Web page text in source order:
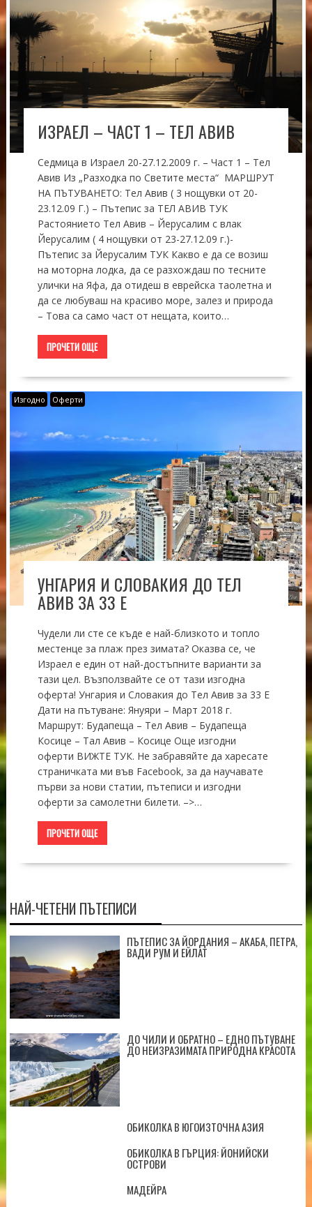
ИЗРАЕЛ – ЧАСТ 1 – ТЕЛ АВИВ
Седмица в Израел 20-27.12.2009 г. – Част 1 – Тел
Авив Из „Разходка по Светите места“ МАРШРУТ
НА ПЪТУВАНЕТО: Тел Авив ( 3 нощувки от 20-
23.12.09 Г.) – Пътепис за ТЕЛ АВИВ ТУК
Растоянието Тел Авив – Йерусалим с влак
Йерусалим ( 4 нощувки от 23-27.12.09 г.)-
Пътепис за Йерусалим ТУК Какво е да се возиш
на моторна лодка, да се разхождаш по тесните
улички на Яфа, да отидеш в еврейска таолетна и
да се любуваш на красиво море, залез и природа
– Това са само част от нещата, които…
ПРОЧЕТИ ОЩЕ
Изгодно Оферти
УНГАРИЯ И СЛОВАКИЯ ДО ТЕЛ
АВИВ ЗА 33 Е
Чудели ли сте се къде е най-близкото и топло
местенце за плаж през зимата? Оказва се, че
Израел е един от най-достъпните варианти за
тази цел. Възползвайте се от тази изгодна
оферта! Унгария и Словакия до Тел Авив за 33 Е
Дати на пътуване: Януяри – Март 2018 г.
Маршрут: Будапеща – Тел Авив – Будапеща
Косице – Тал Авив – Косице Още изгодни
оферти ВИЖТЕ ТУК. Не забравяйте да харесате
страничката ми във Facebook, за да научавате
първи за нови статии, пътеписи и изгодни
оферти за самолетни билети. –>…
ПРОЧЕТИ ОЩЕ
НАЙ-ЧЕТЕНИ ПЪТЕПИСИ
ПЪТЕПИС ЗА ЙОРДАНИЯ – АКАБА, ПЕТРА,
ВАДИ РУМ И ЕЙЛАТ
ДО ЧИЛИ И ОБРАТНО – ЕДНО ПЪТУВАНЕ
ДО НЕИЗРАЗИМАТА ПРИРОДНА КРАСОТА
ОБИКОЛКА В ЮГОИЗТОЧНА АЗИЯ
ОБИКОЛКА В ГЪРЦИЯ: ЙОНИЙСКИ
ОСТРОВИ
МАДЕЙРА